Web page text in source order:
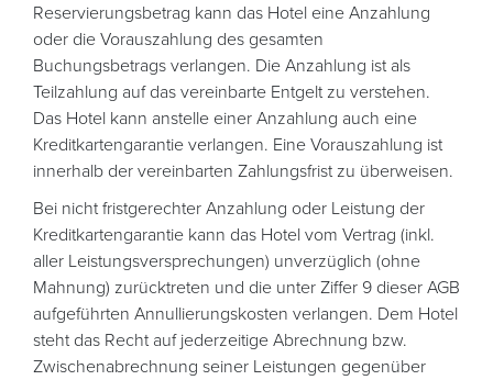
Reservierungsbetrag kann das Hotel eine Anzahlung
oder die Vorauszahlung des gesamten
Buchungsbetrags verlangen. Die Anzahlung ist als
Teilzahlung auf das vereinbarte Entgelt zu verstehen.
Das Hotel kann anstelle einer Anzahlung auch eine
Kreditkartengarantie verlangen. Eine Vorauszahlung ist
innerhalb der vereinbarten Zahlungsfrist zu überweisen.
Bei nicht fristgerechter Anzahlung oder Leistung der
Kreditkartengarantie kann das Hotel vom Vertrag (inkl.
aller Leistungsversprechungen) unverzüglich (ohne
Mahnung) zurücktreten und die unter Ziffer 9 dieser AGB
aufgeführten Annullierungskosten verlangen. Dem Hotel
steht das Recht auf jederzeitige Abrechnung bzw.
Zwischenabrechnung seiner Leistungen gegenüber